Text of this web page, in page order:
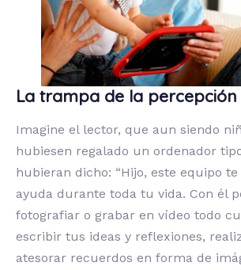
La trampa de la percepción
Imagine el lector, que aun siendo
hubiesen regalado un ordenador
hubieran dicho: “Hijo, este equipo
ayuda durante toda tu vida. Con él
fotografiar o grabar en vídeo todo
escribir tus ideas y reflexiones,
atesorar recuerdos en forma de